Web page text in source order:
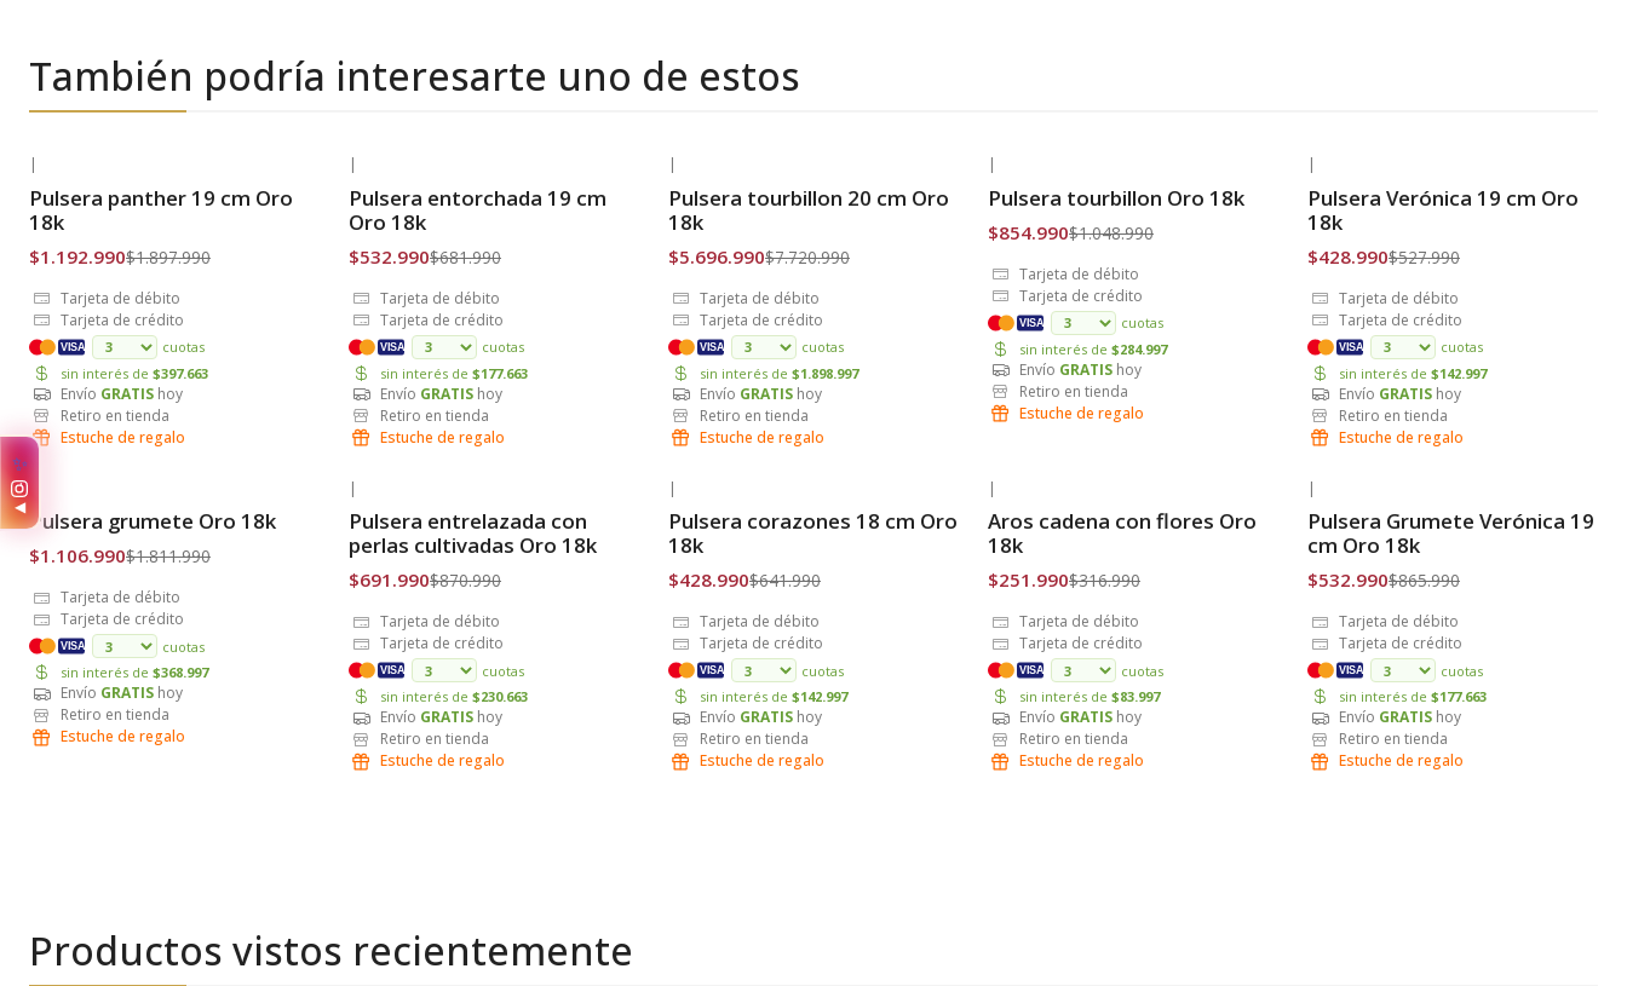
También podría interesarte uno de estos
Envío Gratis
|
Pulsera panther 19 cm Oro
18k
$1.192.990$1.897.990
Tarjeta de débito
Tarjeta de crédito
VISA
cuotas
sin interés de $397.663
Envío GRATIS hoy
Retiro en tienda
Estuche de regalo
Envío Gratis
|
Pulsera entorchada 19 cm
Oro 18k
$532.990$681.990
Tarjeta de débito
Tarjeta de crédito
VISA
cuotas
sin interés de $177.663
Envío GRATIS hoy
Retiro en tienda
Estuche de regalo
Envío Gratis
|
Pulsera tourbillon 20 cm Oro
18k
$5.696.990$7.720.990
Tarjeta de débito
Tarjeta de crédito
VISA
cuotas
sin interés de $1.898.997
Envío GRATIS hoy
Retiro en tienda
Estuche de regalo
Envío Gratis
|
Pulsera tourbillon Oro 18k
$854.990$1.048.990
Tarjeta de débito
Tarjeta de crédito
VISA
cuotas
sin interés de $284.997
Envío GRATIS hoy
Retiro en tienda
Estuche de regalo
Envío Gratis
|
Pulsera Verónica 19 cm Oro
18k
$428.990$527.990
Tarjeta de débito
Tarjeta de crédito
VISA
cuotas
sin interés de $142.997
Envío GRATIS hoy
Retiro en tienda
Estuche de regalo
Envío Gratis
Pulsera grumete Oro 18k
$1.106.990$1.811.990
Tarjeta de débito
Tarjeta de crédito
VISA
cuotas
sin interés de $368.997
Envío GRATIS hoy
Retiro en tienda
Estuche de regalo
Envío Gratis
|
Pulsera entrelazada con
perlas cultivadas Oro 18k
$691.990$870.990
Tarjeta de débito
Tarjeta de crédito
VISA
cuotas
sin interés de $230.663
Envío GRATIS hoy
Retiro en tienda
Estuche de regalo
Envío Gratis
|
Pulsera corazones 18 cm Oro
18k
$428.990$641.990
Tarjeta de débito
Tarjeta de crédito
VISA
cuotas
sin interés de $142.997
Envío GRATIS hoy
Retiro en tienda
Estuche de regalo
Envío Gratis
|
Aros cadena con flores Oro
18k
$251.990$316.990
Tarjeta de débito
Tarjeta de crédito
VISA
cuotas
sin interés de $83.997
Envío GRATIS hoy
Retiro en tienda
Estuche de regalo
Envío Gratis
|
Pulsera Grumete Verónica 19
cm Oro 18k
$532.990$865.990
Tarjeta de débito
Tarjeta de crédito
VISA
cuotas
sin interés de $177.663
Envío GRATIS hoy
Retiro en tienda
Estuche de regalo
Productos vistos recientemente
✨
◀